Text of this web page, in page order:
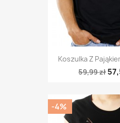
Koszulka Z
59,99 zł
-4%